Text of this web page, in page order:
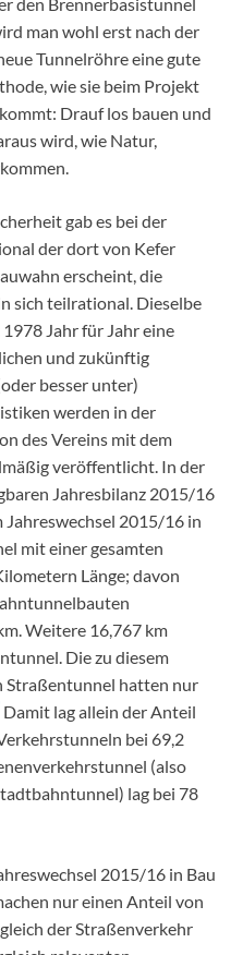
den Brennerbasistunnel
man wohl erst nach der
Tunnelröhre eine gute
wie sie beim Projekt
Drauf los bauen und
wird, wie Natur,
gab es bei der
der dort von Kefer
erscheint, die
sich teilrational. Dieselbe
Jahr für Jahr eine
und zukünftig
besser unter)
werden in der
des Vereins mit dem
veröffentlicht. In der
Jahresbilanz 2015/16
Jahreswechsel 2015/16 in
mit einer gesamten
Länge; davon
Weitere 16,767 km
Die zu diesem
Straßentunnel hatten nur
Damit lag allein der Anteil
bei 69,2
(also
lag bei 78
2015/16 in Bau
nur einen Anteil von
der Straßenverkehr